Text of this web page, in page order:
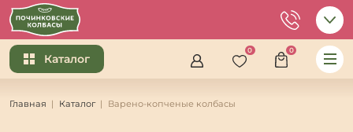
Каталог
0 0
Главная Каталог Варено-копченые колбасы